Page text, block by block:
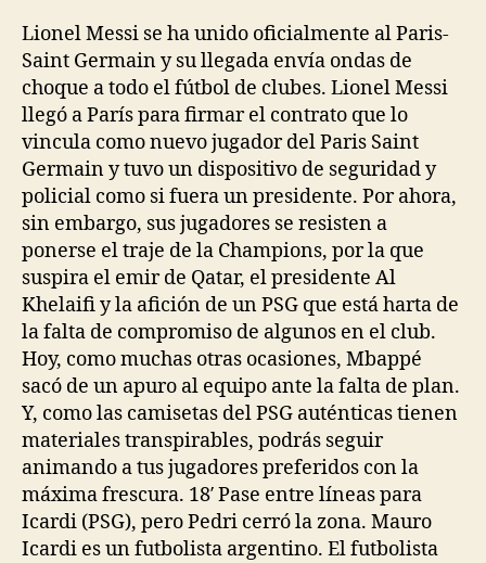
Lionel Messi se ha unido oficialmente al Paris-
Saint Germain y su llegada envía ondas de
choque a todo el fútbol de clubes. Lionel Messi
llegó a París para firmar el contrato que lo
vincula como nuevo jugador del Paris Saint
Germain y tuvo un dispositivo de seguridad y
policial como si fuera un presidente. Por ahora,
sin embargo, sus jugadores se resisten a
ponerse el traje de la Champions, por la que
suspira el emir de Qatar, el presidente Al
Khelaifi y la afición de un PSG que está harta de
la falta de compromiso de algunos en el club.
Hoy, como muchas otras ocasiones, Mbappé
sacó de un apuro al equipo ante la falta de plan.
Y, como las camisetas del PSG auténticas tienen
materiales transpirables, podrás seguir
animando a tus jugadores preferidos con la
máxima frescura. 18′ Pase entre líneas para
Icardi (PSG), pero Pedri cerró la zona. Mauro
Icardi es un futbolista argentino. El futbolista